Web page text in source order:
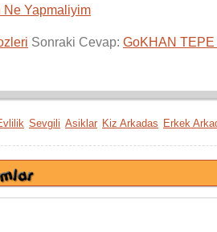
Yapmaliyim
Sonraki Cevap: GoKHAN
Sevgili Asiklar Kiz Arkadas Erkek